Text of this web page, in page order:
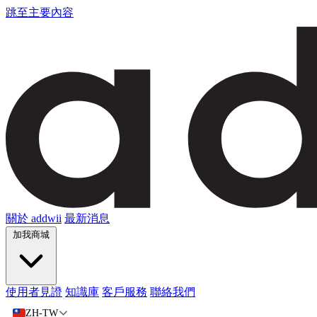
跳至主要內容
關於 addwii 最新消息
加我商城
使用者見證 知識庫 客戶服務 聯絡我們
ZH-TW